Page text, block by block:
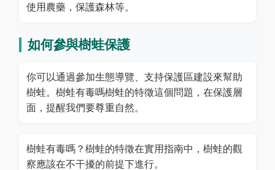
使用農藥，保護森林等。
如何參與樹蛙保護
你可以通過參加生態導覽、支持保護區建設來幫助
樹蛙。樹蛙有毒嗎樹蛙的特徵這個問題，在保護層
面，提醒我們要尊重自然。
樹蛙有毒嗎？樹蛙的特徵在實用指南中，樹蛙的觀
察應該在不干擾的前提下進行。